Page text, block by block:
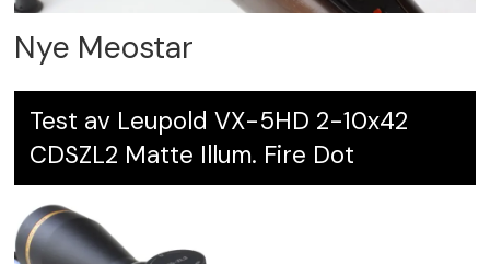
Nye Meostar
Test av Leupold VX-5HD 2-10x42
CDSZL2 Matte Illum. Fire Dot